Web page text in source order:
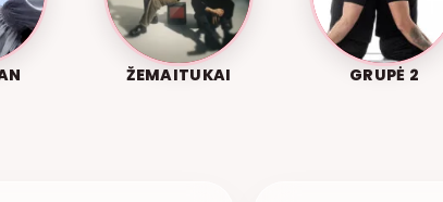
ŽEMAITUKAI GRUPĖ 2